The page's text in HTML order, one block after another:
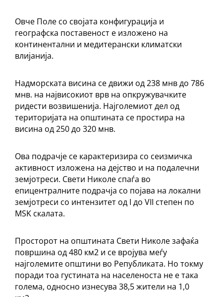
Овче Поле со својата конфигурација и
географска поставеност е изложено на
континентални и медитерански климатски
влијанија.
Надморската висина се движи од 238 мнв до 786
мнв. на највисокиот врв на опкружувачките
ридести возвишенија. Најголемиот дел од
територијата на општината се простира на
висина од 250 до 320 мнв.
Ова подрачје се карактеризира со сеизмичка
активност изложена на дејство и на подалечни
земјотреси. Свети Николе спаѓа во
епицентралните подрачја со појава на локални
земјотреси со интензитет од I до VII степен по
MSK скалата.
Просторот на општината Свети Николе зафаќа
површина од 480 км2 и се вројува меѓу
најголемите општини во Републиката. Но токму
поради тоа густината на населеноста не е така
голема, односно изнесува 38,5 жители на 1,0